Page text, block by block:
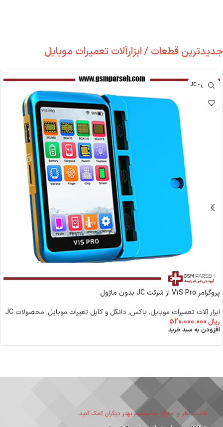
جدیدترین قطعات / ابزارآلات تعمیرات موبایل
جی سی - JC
پروگرامر V1S Pro از شرکت JC بدون ماژول
ابزار آلات تعمیرات موبایل, باکس٬ دانگل و کابل تعیرات موبایل , محصولات JC
ریال
افزودن به سبد خرید
با ثبت نظر و امتیاز، به تصمیم بهتر دیگران کمک کنید.